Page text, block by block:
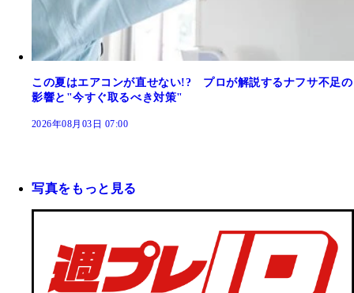
この夏はエアコンが直せない!? プロが解説するナフサ不足の
影響と"今すぐ取るべき対策"
2026年08月03日 07:00
写真をもっと見る